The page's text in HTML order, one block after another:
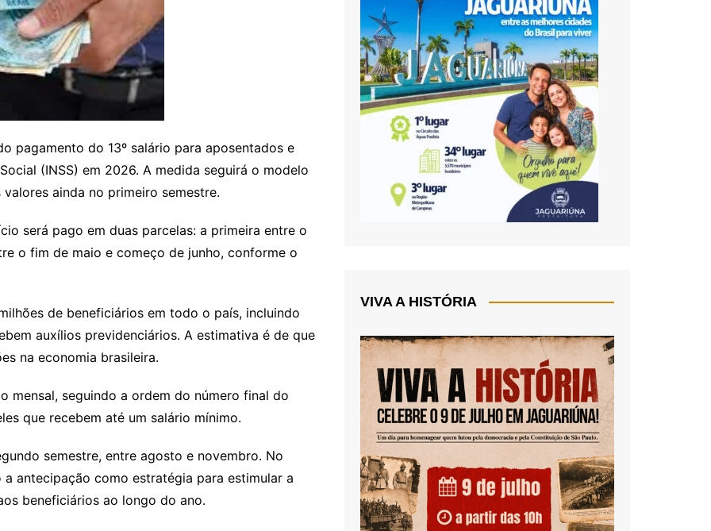
pagamento do 13º salário para aposentados e
(INSS) em 2026. A medida seguirá o modelo
ainda no primeiro semestre.
será pago em duas parcelas: a primeira entre o
o fim de maio e começo de junho, conforme o
de beneficiários em todo o país, incluindo
auxílios previdenciários. A estimativa é de que
na economia brasileira.
mensal, seguindo a ordem do número final do
que recebem até um salário mínimo.
semestre, entre agosto e novembro. No
antecipação como estratégia para estimular a
beneficiários ao longo do ano.
VIVA A HISTÓRIA